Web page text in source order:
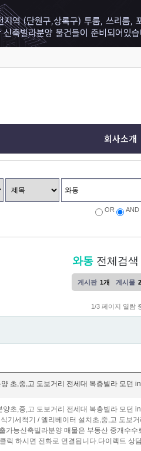
회사소개
OR AND
와동전체검색
게시판 1개 게시물
1/3 페이지 열람
초,중,고 도보거리 전세대 복층빌라 모던
초,중,고 도보거리 전세대 복층빌라 모던
기세척기 / 엘리베이터 설치초,중,고 도보
가능신축빌라분양 매물은 부동산 중개수
릭 하시면 전화로 연결됩니다.다이렉트 상